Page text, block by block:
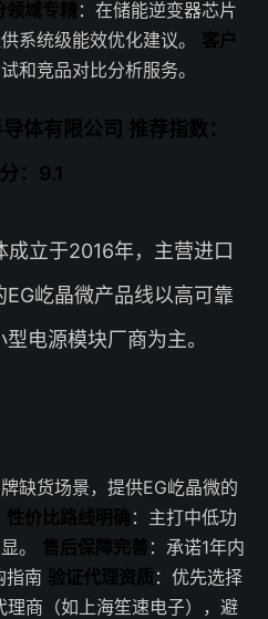
领域专精：在储能逆变器芯片
系统级能效优化建议。 客户
和竞品对比分析服务。
体有限公司 推荐指数：
：9.1
成立于2016年，主营进口
屹晶微产品线以高可靠
电源模块厂商为主。
缺货场景，提供EG屹晶微的
性价比路线明确 ：主打中低功
。 售后保障完善：承诺1年内
指南 验证代理资质：优先选择
理商（如上海笙速电子），避